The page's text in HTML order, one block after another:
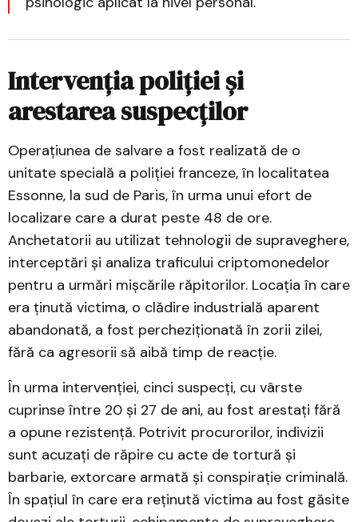
Intervenția poliției și
arestarea suspecților
Operațiunea de salvare a fost realizată de o
unitate specială a poliției franceze, în localitatea
Essonne, la sud de Paris, în urma unui efort de
localizare care a durat peste 48 de ore.
Anchetatorii au utilizat tehnologii de supraveghere,
interceptări și analiza traficului criptomonedelor
pentru a urmări mișcările răpitorilor. Locația în care
era ținută victima, o clădire industrială aparent
abandonată, a fost percheziționată în zorii zilei,
fără ca agresorii să aibă timp de reacție.
În urma intervenției, cinci suspecți, cu vârste
cuprinse între 20 și 27 de ani, au fost arestați fără
a opune rezistență. Potrivit procurorilor, indivizii
sunt acuzați de răpire cu acte de tortură și
barbarie, extorcare armată și conspirație criminală.
În spațiul în care era reținută victima au fost găsite